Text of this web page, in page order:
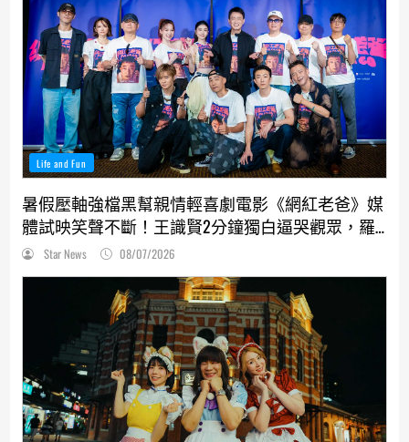
Life and Fun
暑假壓軸強檔黑幫親情輕喜劇電影《網紅老爸》媒
體試映笑聲不斷！王識賢2分鐘獨白逼哭觀眾，羅
志祥、張懷秋受封搞笑MVP
Star News 08/07/2026